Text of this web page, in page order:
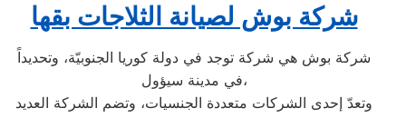
شركة بوش لصيانة الثلاجات بقها
شركة بوش هي شركة توجد في دولة كوريا الجنوبيّة، وتحديداً
في مدينة سيؤول،
وتعدّ إحدى الشركات متعددة الجنسيات، وتضم الشركة العديد